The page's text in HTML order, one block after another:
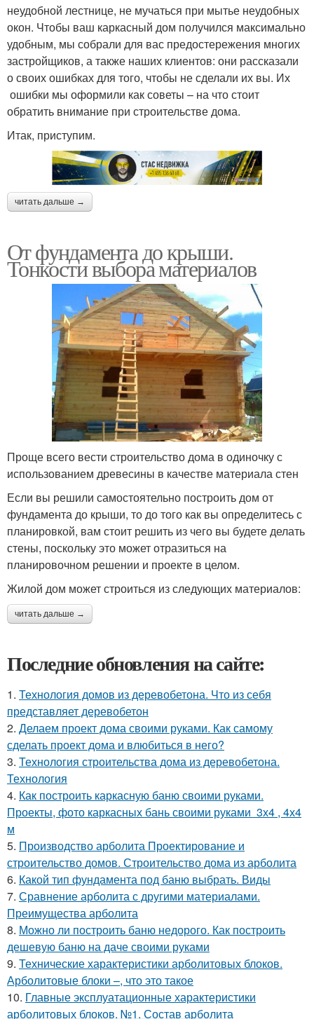
неудобной лестнице, не мучаться при мытье неудобных
окон. Чтобы ваш каркасный дом получился максимально
удобным, мы собрали для вас предостережения многих
застройщиков, а также наших клиентов: они рассказали
о своих ошибках для того, чтобы не сделали их вы. Их
ошибки мы оформили как советы – на что стоит
обратить внимание при строительстве дома.
Итак, приступим.
читать дальше →
От фундамента до крыши.
Тонкости выбора материалов
Проще всего вести строительство дома в одиночку с
использованием древесины в качестве материала стен
Если вы решили самостоятельно построить дом от
фундамента до крыши, то до того как вы определитесь с
планировкой, вам стоит решить из чего вы будете делать
стены, поскольку это может отразиться на
планировочном решении и проекте в целом.
Жилой дом может строиться из следующих материалов:
читать дальше →
Последние обновления на сайте:
1. Технология домов из деревобетона. Что из себя
представляет деревобетон
2. Делаем проект дома своими руками. Как самому
сделать проект дома и влюбиться в него?
3. Технология строительства дома из деревобетона.
Технология
4. Как построить каркасную баню своими руками.
Проекты, фото каркасных бань своими руками 3х4 , 4х4
м
5. Производство арболита Проектирование и
строительство домов. Строительство дома из арболита
6. Какой тип фундамента под баню выбрать. Виды
7. Сравнение арболита с другими материалами.
Преимущества арболита
8. Можно ли построить баню недорого. Как построить
дешевую баню на даче своими руками
9. Технические характеристики арболитовых блоков.
Арболитовые блоки –, что это такое
10. Главные эксплуатационные характеристики
арболитовых блоков. №1. Состав арболита